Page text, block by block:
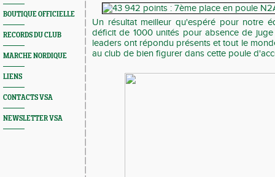
BOUTIQUE OFFICIELLE
RECORDS DU CLUB
MARCHE NORDIQUE
LIENS
CONTACTS VSA
NEWSLETTER VSA
Un résultat meilleur qu'espéré pour notre
déficit de 1000 unités pour absence de
leaders ont répondu présents et tout le
au club de bien figurer dans cette poule